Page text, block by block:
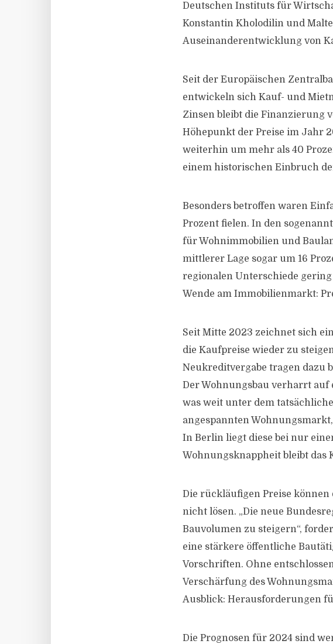
Deutschen Instituts für
Konstantin Kholodilin und
Auseinanderentwicklung von
Seit der Europäischen
entwickeln sich Kauf- und
Zinsen bleibt die Finanzierung
Höhepunkt der Preise im Jahr
weiterhin um mehr als 40
einem historischen Einbruch
Besonders betroffen waren
Prozent fielen. In den
für Wohnimmobilien und
mittlerer Lage sogar um 16
regionalen Unterschiede gering
Wende am Immobilienmarkt:
Seit Mitte 2023 zeichnet sich
die Kaufpreise wieder zu
Neukreditvergabe tragen dazu
Der Wohnungsbau verharrt
was weit unter dem
angespannten
In Berlin liegt diese bei nur
Wohnungsknappheit bleibt das
Die rückläufigen Preise
nicht lösen. „Die neue
Bauvolumen zu steigern“,
eine stärkere öffentliche
Vorschriften. Ohne
Verschärfung des
Ausblick: Herausforderungen
Die Prognosen für 2024 sind